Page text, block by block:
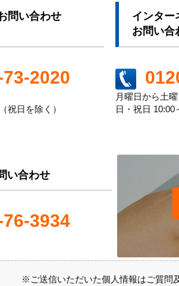
問い合わせ
2020
祝日を除く）
インター
お問い合
月曜日から土
日・祝日 10:00
い合わせ
3934
※ご送信いただいた個人情報はご質問